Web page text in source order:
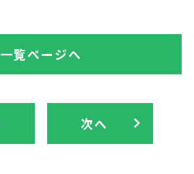
一覧ページへ
次へ